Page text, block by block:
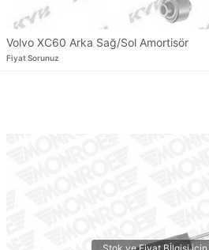
Volvo XC60 Arka Sağ/Sol Amortisör
Fiyat Sorunuz